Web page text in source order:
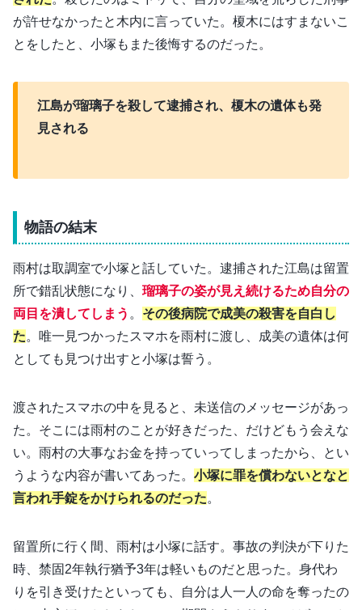
が許せなかったと木内に言っていた。榎木にはすまないこ
とをしたと、小塚もまた後悔するのだった。
江島が瑠璃子を殺して逮捕され、 榎木の遺体も発
見される
物語の結末
雨村は取調室で小塚と話していた。逮捕された江島は留置
所で錯乱状態になり、 瑠璃子の姿が見え続けるため自分の
両目を潰してしまう 。 その後病院で成美の殺害を自白し
た。唯一見つかったスマホを雨村に渡し、成美の遺体は何
としても見つけ出すと小塚は誓う。
渡されたスマホの中を見ると、未送信のメッセージがあっ
た。そこには雨村のことが好きだった、だけどもう会えな
い。雨村の大事なお金を持っていってしまったから、とい
うような内容が書いてあった。 小塚に罪を償わないとなと
言われ手錠をかけられるのだった。
留置所に行く間、雨村は小塚に話す。事故の判決が下りた
時、禁固2年執行猶予3年は軽いものだと思った。身代わ
りを引き受けたといっても、自分は人一人の命を奪ったの